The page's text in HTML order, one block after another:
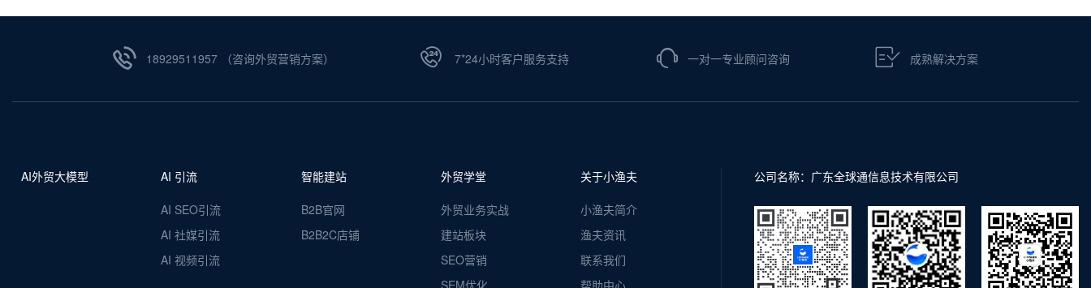
18929511957 （咨询外贸营销方案） 7*24小时客户服务支持 一对一专业顾问咨询 成熟解决方案
AI外贸大模型 AI 引流
AI SEO引流
AI 社媒引流
AI 视频引流
智能建站
B2B官网
B2B2C店铺
外贸学堂
外贸业务实战
建站板块
SEO营销
关于小渔夫
小渔夫简介
渔夫资讯
联系我们
公司名称：广东全球通信息技术有限公司